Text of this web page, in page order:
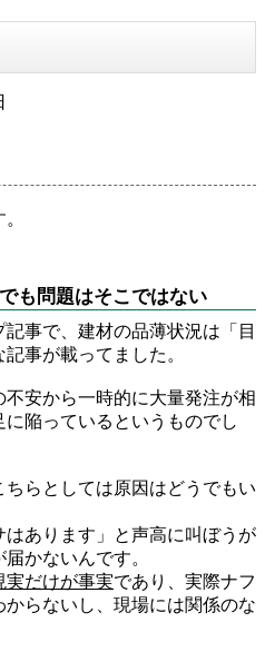
も問題はそこではない
事で、建材の品薄状況は「目
事が載ってました。
安から一時的に大量発注が相
陥っているというものでし
らとしては原因はどうでもい
あります」と声高に叫ぼうが
かないんです。
実だけが事実であり、実際ナフ
らないし、現場には関係のな